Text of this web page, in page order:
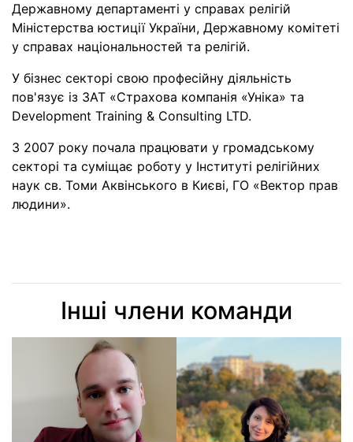
Державному департаменті у справах релігій
Міністерства юстиції України, Державному комітеті
у справах національностей та релігій.
У бізнес секторі свою професійну діяльність
пов'язує із ЗАТ «Страхова компанія «Уніка» та
Development Training & Consulting LTD.
З 2007 року почала працювати у громадському
секторі та суміщає роботу у Інституті релігійних
наук св. Томи Аквінського в Києві, ГО «Вектор прав
людини».
Інші члени команди